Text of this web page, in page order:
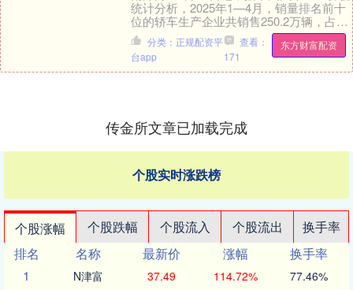
统计分析，2025年1—4月，销量排名前十
位的轿车生产企业共销售250.2万辆，占轿
车销售总量的68.7%。在上述十家企....
东方财富配资
分类：正规配资平
台app
查看：
171
传金所文章已加载完成
个股实时涨跌榜
个股涨幅 个股跌幅 个股流入 个股流出
换手率
排名
名称 最新价 涨幅
换手率
1
N津富 37.49 114.72% 77.46%